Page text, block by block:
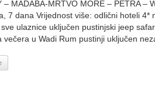
– MADABA-MRTVO MORE – PETRA –
7 dana Vrijednost više: odlični hoteli 4*
ulaznice uključen pustinjski jeep
večera u Wadi Rum pustinji uključen